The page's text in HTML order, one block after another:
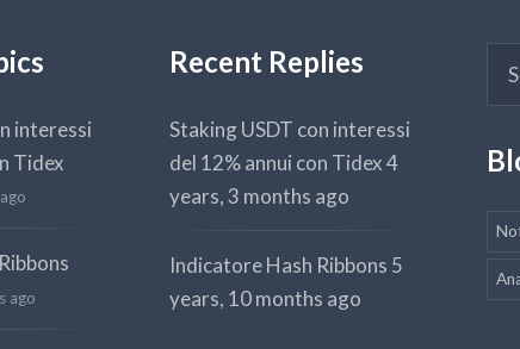
interessi
Tidex
ago
Recent Replies
Staking USDT con interessi
del 12% annui con Tidex4
years, 3 months ago
Indicatore Hash Ribbons 5
years, 10 months ago